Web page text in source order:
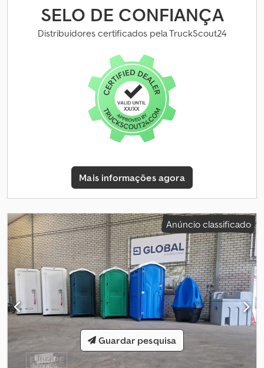
Danos: nenhum = Informações da empresa = Diretamente do
importador exclusivo de todas as marcas! Sem intermediários, só
diretamente do importador. GRANDE ESTOQUE, entrega imediata.
SELO DE CONFIANÇA
Distribuidores certificados pela TruckScout24
Mais informações agora
Anúncio classificado
Guardar pesquisa